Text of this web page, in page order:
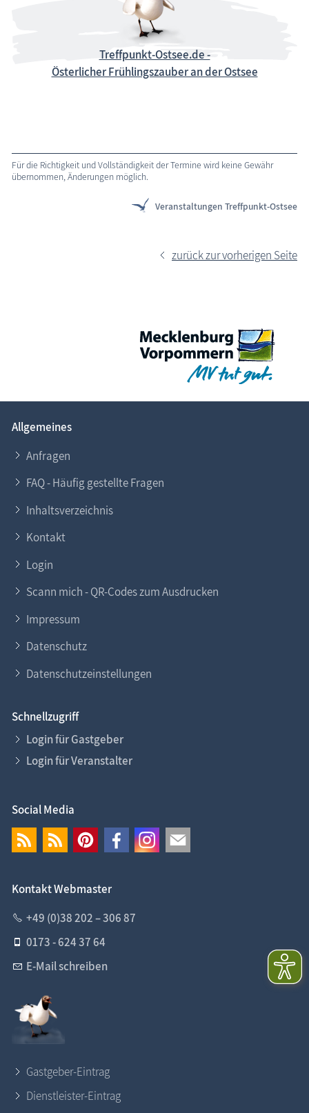
Treffpunkt-Ostsee.de -
Österlicher Frühlingszauber an der Ostsee
Für die Richtigkeit und Vollständigkeit der Termine wird keine Gewähr
übernommen, Änderungen möglich.
Veranstaltungen Treffpunkt-Ostsee
zurück zur vorherigen Seite
Allgemeines
Anfragen
FAQ - Häufig gestellte Fragen
Inhaltsverzeichnis
Kontakt
Login
Scann mich - QR-Codes zum Ausdrucken
Impressum
Datenschutz
Datenschutzeinstellungen
Schnellzugriff
Login für Gastgeber
Login für Veranstalter
Social Media
Kontakt Webmaster
+49 (0)38 202 – 306 87
0173 - 624 37 64
E-Mail schreiben
Gastgeber-Eintrag
Dienstleister-Eintrag